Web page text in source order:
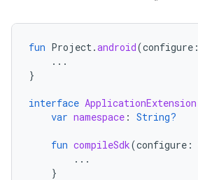
fun Project.android(configure :
...
}
interface ApplicationExtension
var namespace : String?
fun compileSdk(configure :
...
}